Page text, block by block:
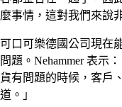
麼事情，這對我們來說
可口可樂德國公司現在
問題。Nehammer 表示
貨有問題的時候，客戶
道。」